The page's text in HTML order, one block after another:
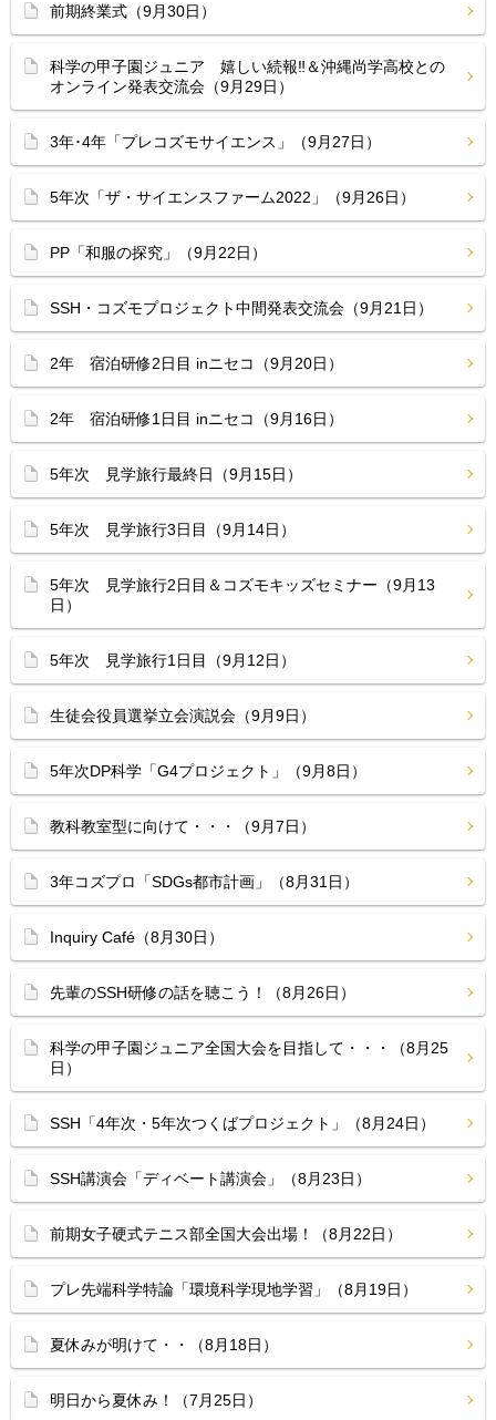
前期終業式（9月30日）
科学の甲子園ジュニア 嬉しい続報‼︎＆沖縄尚学高校との
オンライン発表交流会（9月29日）
3年･4年「プレコズモサイエンス」（9月27日）
5年次「ザ・サイエンスファーム2022」（9月26日）
PP「和服の探究」（9月22日）
SSH・コズモプロジェクト中間発表交流会（9月21日）
2年 宿泊研修2日目 inニセコ（9月20日）
2年 宿泊研修1日目 inニセコ（9月16日）
5年次 見学旅行最終日（9月15日）
5年次 見学旅行3日目（9月14日）
5年次 見学旅行2日目＆コズモキッズセミナー（9月13
日）
5年次 見学旅行1日目（9月12日）
生徒会役員選挙立会演説会（9月9日）
5年次DP科学「G4プロジェクト」（9月8日）
教科教室型に向けて・・・（9月7日）
3年コズプロ「SDGs都市計画」（8月31日）
Inquiry Café（8月30日）
先輩のSSH研修の話を聴こう！（8月26日）
科学の甲子園ジュニア全国大会を目指して・・・（8月25
日）
SSH「4年次・5年次つくばプロジェクト」（8月24日）
SSH講演会「ディベート講演会」（8月23日）
前期女子硬式テニス部全国大会出場！（8月22日）
プレ先端科学特論「環境科学現地学習」（8月19日）
夏休みが明けて・・（8月18日）
明日から夏休み！（7月25日）